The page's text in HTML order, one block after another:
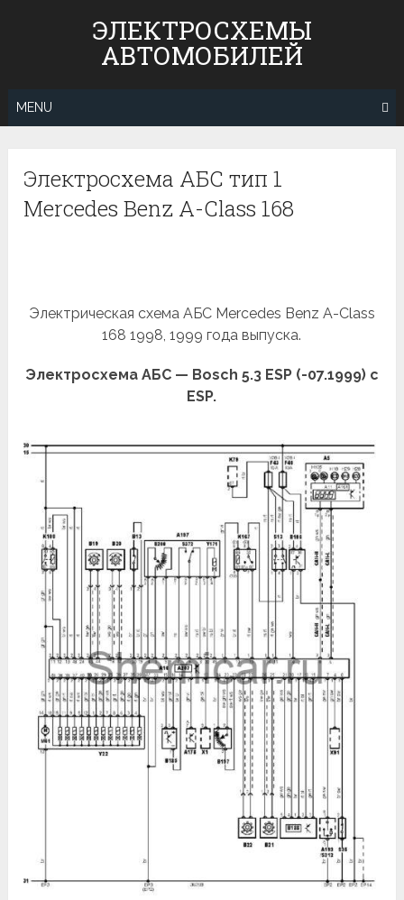
ЭЛЕКТРОСХЕМЫ
АВТОМОБИЛЕЙ
MENU
Электросхема АБС тип 1
Mercedes Benz A-Class 168
Электрическая схема АБС Mercedes Benz A-Class
168 1998, 1999 года выпуска.
Электросхема АБС — Bosch 5.3 ESP (-07.1999) c
ESP.